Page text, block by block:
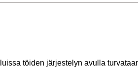
töi­den jär­jes­te­lyn avul­la